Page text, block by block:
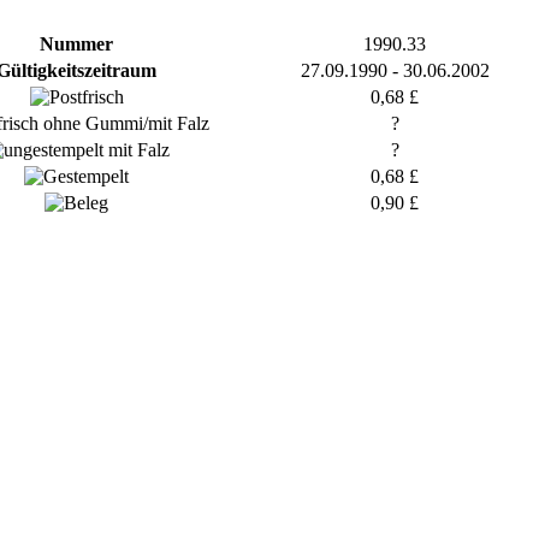
Nummer
1990.33
27.09.1990 - 30.06.2002
0,68 £
?
?
0,68 £
0,90 £